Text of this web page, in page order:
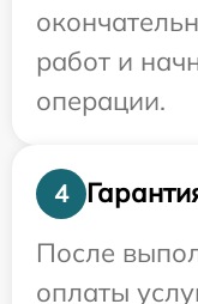
работ и
операции.
4
После
оплаты